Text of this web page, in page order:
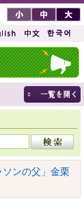
ソンの父」金栗